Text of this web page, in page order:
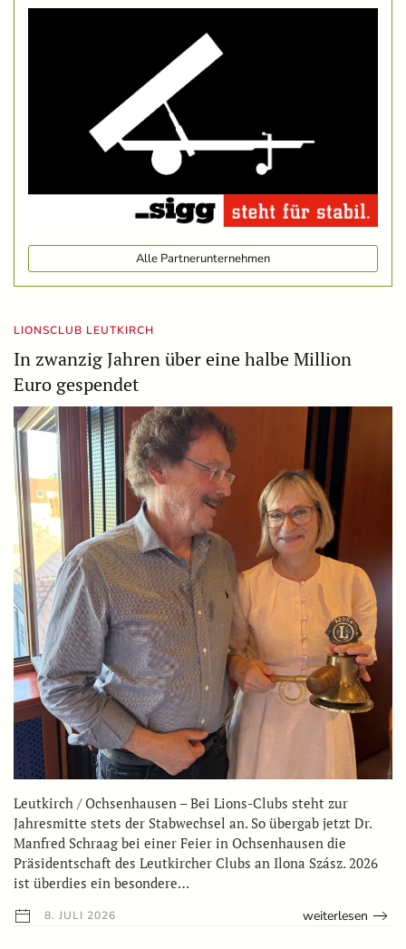
Alle Partnerunternehmen
LIONSCLUB LEUTKIRCH
In zwanzig Jahren über eine halbe Million
Euro gespendet
Leutkirch / Ochsenhausen – Bei Lions-Clubs steht zur
Jahresmitte stets der Stabwechsel an. So übergab jetzt Dr.
Manfred Schraag bei einer Feier in Ochsenhausen die
Präsidentschaft des Leutkircher Clubs an Ilona Szász. 2026
ist überdies ein besondere…
8. JULI 2026 weiterlesen